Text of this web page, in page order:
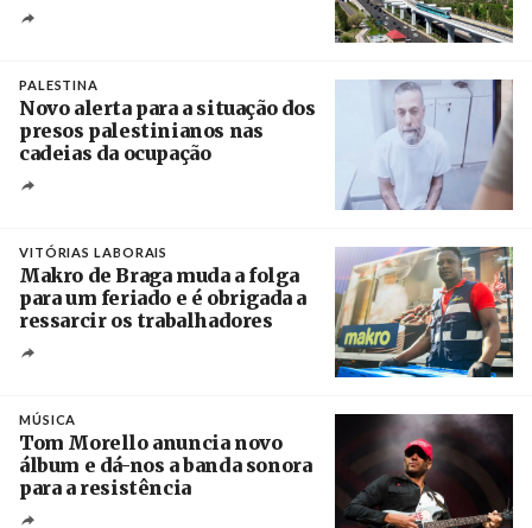
PALESTINA
Novo alerta para a situação dos
presos palestinianos nas
cadeias da ocupação
VITÓRIAS LABORAIS
Makro de Braga muda a folga
para um feriado e é obrigada a
ressarcir os trabalhadores
MÚSICA
Tom Morello anuncia novo
álbum e dá-nos a banda sonora
para a resistência